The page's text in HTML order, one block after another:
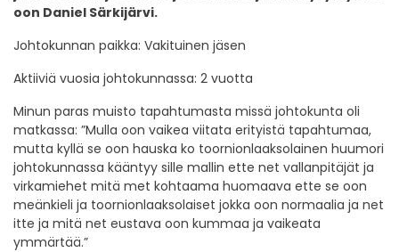
oon Daniel Särkijärvi.
Johtokunnan paikka: Vakituinen jäsen
Aktiiviä vuosia johtokunnassa: 2 vuotta
Minun paras muisto tapahtumasta missä johtokunta oli
matkassa: ”Mulla oon vaikea viitata erityistä tapahtumaa,
mutta kyllä se oon hauska ko toornionlaaksolainen huumori
johtokunnassa kääntyy sille mallin ette net vallanpitäjät ja
virkamiehet mitä met kohtaama huomaava ette se oon
meänkieli ja toornionlaaksolaiset jokka oon normaalia ja net
itte ja mitä net eustava oon kummaa ja vaikeata
ymmärtää.”